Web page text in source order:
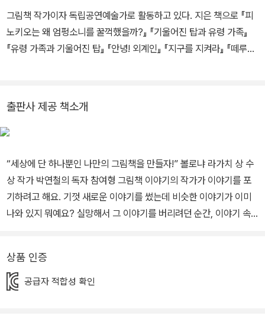
그림책 작가이자 독립공연예술가로 활동하고 있다. 지은 책으로 『피
노키오는 왜 엄펑소니를 꿀꺽했을까?』 『기울어진 탑과 유령 가족』
『유령 가족과 기울어진 탑』 『안녕! 외계인』 『지구를 지켜라』 『떼루떼
수상을 수상했다.
출판사 제공 책소개
“세상에 단 하나뿐인 나만의 그림책을 만들자!” 볼로냐 라가치 상 수
상 작가 박연철의 독자 참여형 그림책 이야기의 작가가 이야기를 포
기하려고 해요. 기껏 새로운 이야기를 썼는데 비슷한 이야기가 이미
나와 있지 뭐예요? 실망해서 그 이야기를 버리려던 순간, 이야기 속
로 했어요. 작가와 이야기 속 인물은 서로 와글와글 떠들면서 이야기
를 만들어 나가요. 그리고 책을 읽는 독자들도 함께하자며 초대해요.
상품 인증
공급자 적합성 확인